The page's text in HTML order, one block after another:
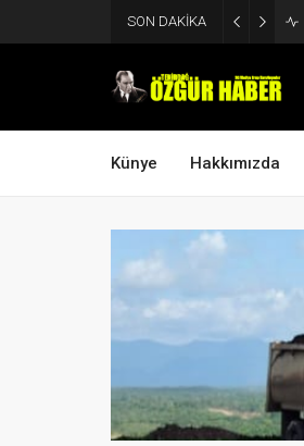
SON DAKİKA
Künye Hakkımızda